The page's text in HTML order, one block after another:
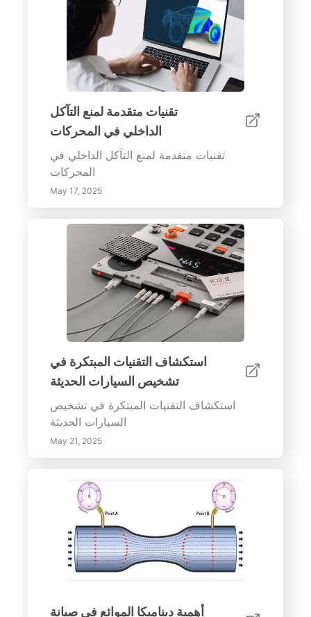
تقنيات متقدمة لمنع التآكل
الداخلي في المحركات
تقنيات متقدمة لمنع التآكل الداخلي في
المحركات
May 17, 2025
استكشاف التقنيات المبتكرة في
تشخيص السيارات الحديثة
استكشاف التقنيات المبتكرة في تشخيص
السيارات الحديثة
May 21, 2025
أهمية ديناميكا الموائع في صيانة